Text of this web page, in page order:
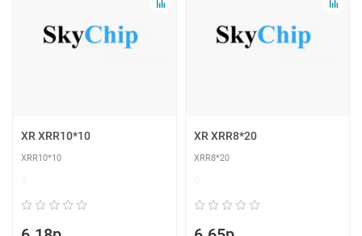
XR XRR10*10
XRR10*10
XR XRR8*20
XRR8*20